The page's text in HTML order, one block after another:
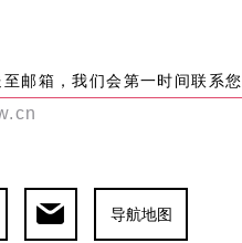
邮箱，我们会第一时间联系您
导航地图